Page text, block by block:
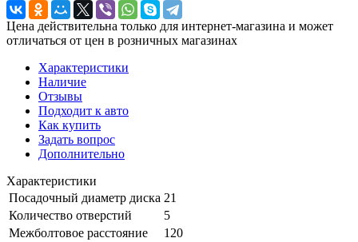
Цена действительна только для интернет-магазина и может
отличаться от цен в розничных магазинах
Характеристики
Наличие
Отзывы
Подходит к авто
Как купить
Задать вопрос
Дополнительно
Характеристики
Посадочный диаметр диска 21
Количество отверстий
5
Межболтовое расстояние
120